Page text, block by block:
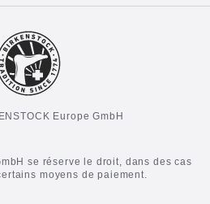
Europe GmbH
se réserve le droit, dans des cas
moyens de paiement.